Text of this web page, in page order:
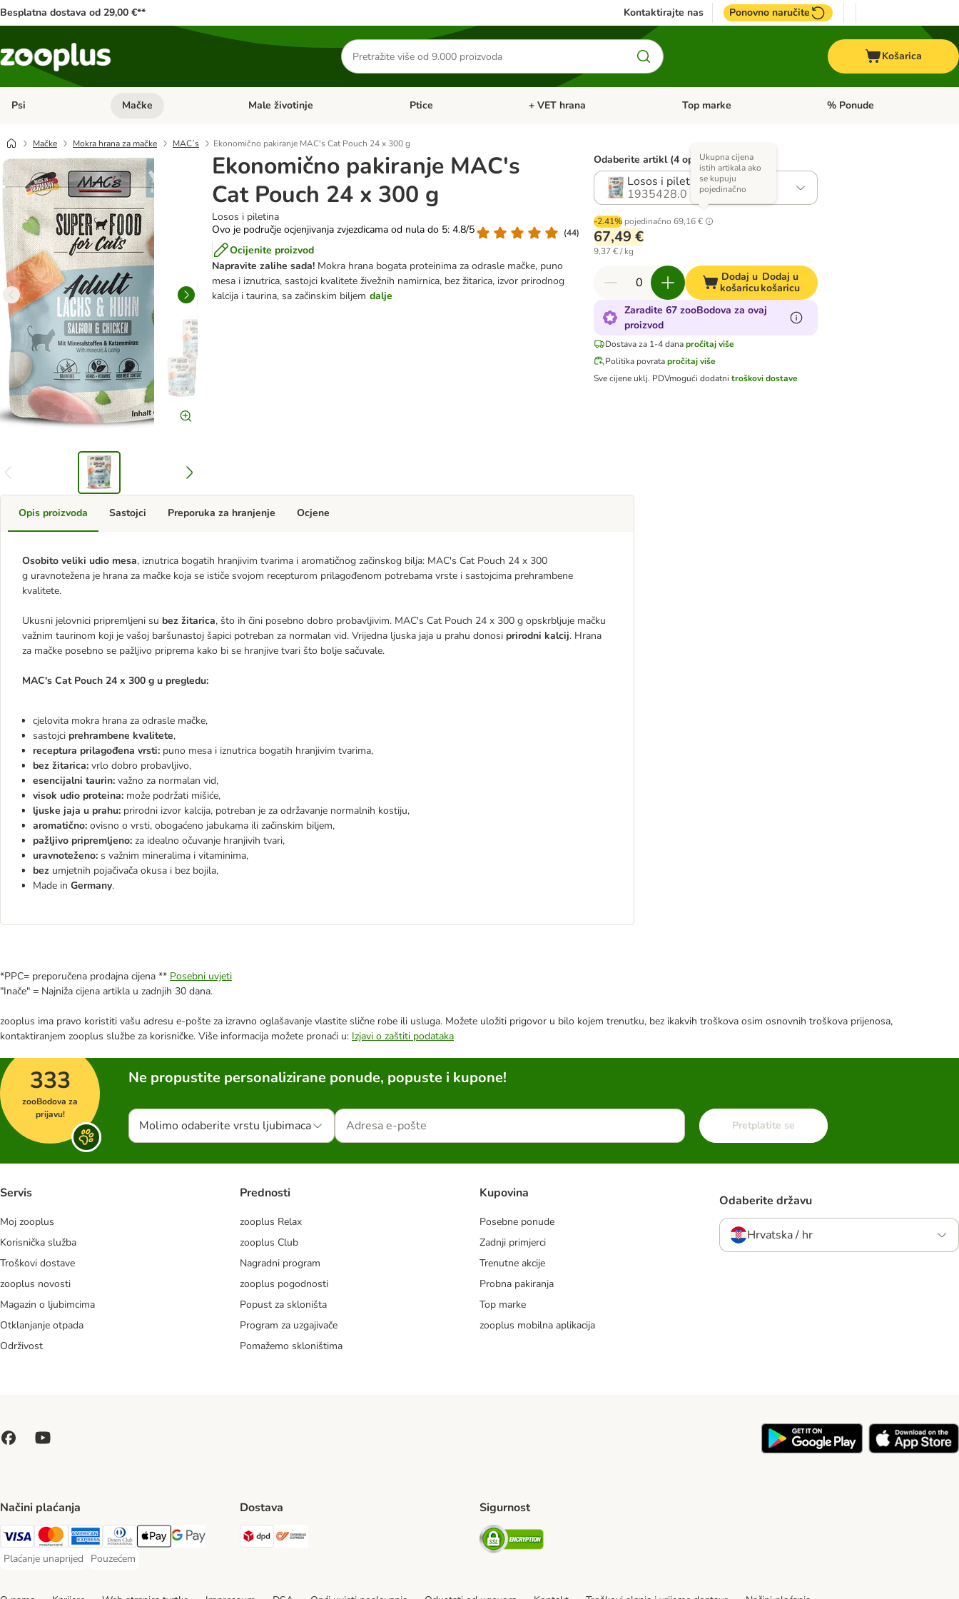
Besplatna dostava od 29,00 €** Kontaktirajte nas Ponovno naručite
Traži
proizvode
Košarica
Psi Pregled kategorija: Psi
Mačke Pregled kategorija: Mačke
Male životinje Pregled kategorija: Male životinje
Ptice Pregled kategorija: Ptice
+ VET hrana Pregled kategorija: + VET hrana
Top marke Pregled kategorija: Top marke
% Ponude
Mačke Mokra hrana za mačke MAC´s Ekonomično pakiranje MAC's Cat Pouch 24 x 300 g
Ekonomično pakiranje MAC's
Cat Pouch 24 x 300 g
Losos i piletina
Ovo je područje ocjenjivanja zvjezdicama od nula do 5: 4.8/5
(44)
Ocijenite proizvod
Napravite zalihe sada! Mokra hrana bogata proteinima za odrasle mačke, puno
mesa i iznutrica, sastojci kvalitete živežnih namirnica, bez žitarica, izvor prirodnog
kalcija i taurina, sa začinskim biljem dalje
Odaberite artikl (4 opcija)
Losos i piletina
1935428.0
-2.41% pojedinačno 69,16 €
Ukupna cijena
istih artikala ako
se kupuju
pojedinačno
67,49 €
9,37 € / kg
Dodaj u
košaricu
Dodaj u
košaricu
Zaradite 67 zooBodova za ovaj
proizvod
Dostava za 1-4 danapročitaj više
Politika povratapročitaj više
Sve cijene uklj. PDVmogući dodatni troškovi dostave
Opis proizvoda
Osobito veliki udio mesa, iznutrica bogatih hranjivim tvarima i aromatičnog začinskog bilja: MAC's Cat Pouch 24 x 300
g uravnotežena je hrana za mačke koja se ističe svojom recepturom prilagođenom potrebama vrste i sastojcima prehrambene
kvalitete.
Ukusni jelovnici pripremljeni su bez žitarica, što ih čini posebno dobro probavljivim. MAC's Cat Pouch 24 x 300 g opskrbljuje mačku
važnim taurinom koji je vašoj baršunastoj šapici potreban za normalan vid. Vrijedna ljuska jaja u prahu donosi prirodni kalcij. Hrana
za mačke posebno se pažljivo priprema kako bi se hranjive tvari što bolje sačuvale.
MAC's Cat Pouch 24 x 300 g u pregledu:
cjelovita mokra hrana za odrasle mačke,
sastojci prehrambene kvalitete,
receptura prilagođena vrsti: puno mesa i iznutrica bogatih hranjivim tvarima,
bez žitarica: vrlo dobro probavljivo,
esencijalni taurin: važno za normalan vid,
visok udio proteina: može podržati mišiće,
ljuske jaja u prahu: prirodni izvor kalcija, potreban je za održavanje normalnih kostiju,
aromatično: ovisno o vrsti, obogaćeno jabukama ili začinskim biljem,
pažljivo pripremljeno: za idealno očuvanje hranjivih tvari,
uravnoteženo: s važnim mineralima i vitaminima,
bez umjetnih pojačivača okusa i bez bojila,
Made in Germany.
Sastojci Preporuka za hranjenje Ocjene
*PPC= preporučena prodajna cijena ** Posebni uvjeti
"Inače" = Najniža cijena artikla u zadnjih 30 dana.
zooplus ima pravo koristiti vašu adresu e-pošte za izravno oglašavanje vlastite slične robe ili usluga. Možete uložiti prigovor u bilo kojem trenutku, bez ikakvih troškova osim osnovnih troškova prijenosa,
kontaktiranjem zooplus službe za korisničke. Više informacija možete pronaći u: Izjavi o zaštiti podataka
333
zooBodova za
prijavu!
Ne propustite personalizirane ponude, popuste i kupone!
Molimo odaberite vrstu ljubimaca Pretplatite se
Servis
Moj zooplus
Korisnička služba
Troškovi dostave
zooplus novosti
Magazin o ljubimcima
Otklanjanje otpada
Održivost
Prednosti
zooplus Relax
zooplus Club
Nagradni program
zooplus pogodnosti
Popust za skloništa
Program za uzgajivače
Pomažemo skloništima
Kupovina
Posebne ponude
Zadnji primjerci
Trenutne akcije
Probna pakiranja
Top marke
zooplus mobilna aplikacija
Odaberite državu
Hrvatska / hr
Načini plaćanja
Visa Payment Method
MasterCard Payment Method
American Express Payment Method
Diners Club Payment Method
Payment MethodGoogle pay Payment Method
Plaćanje unaprijed
Plaćanje unaprijed Payment Method
Pouzećem
Pouzećem Payment Method
Dostava
DPD Shipping Method
Sigurnost
Security